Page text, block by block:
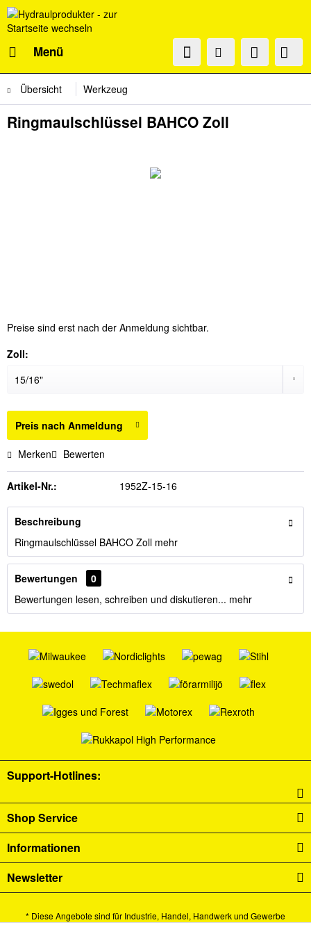
Menü
Übersicht Werkzeug
Ringmaulschlüssel BAHCO Zoll
Preise sind erst nach der Anmeldung sichtbar.
Zoll:
Preis nach Anmeldung
Merken Bewerten
Artikel-Nr.: 1952Z-15-16
Beschreibung
Ringmaulschlüssel BAHCO Zoll mehr
Bewertungen
0
Bewertungen lesen, schreiben und diskutieren... mehr
Support-Hotlines:
Shop Service
Informationen
Newsletter
* Diese Angebote sind für Industrie, Handel, Handwerk und Gewerbe